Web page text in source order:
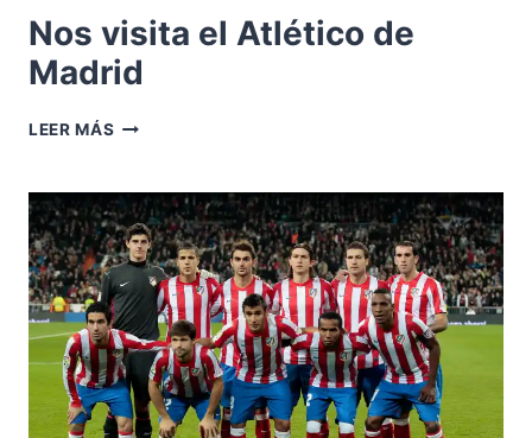
Nos visita el Atlético de
Madrid
LEER MÁS NOS
ATLÉTICO
DE
MADRID